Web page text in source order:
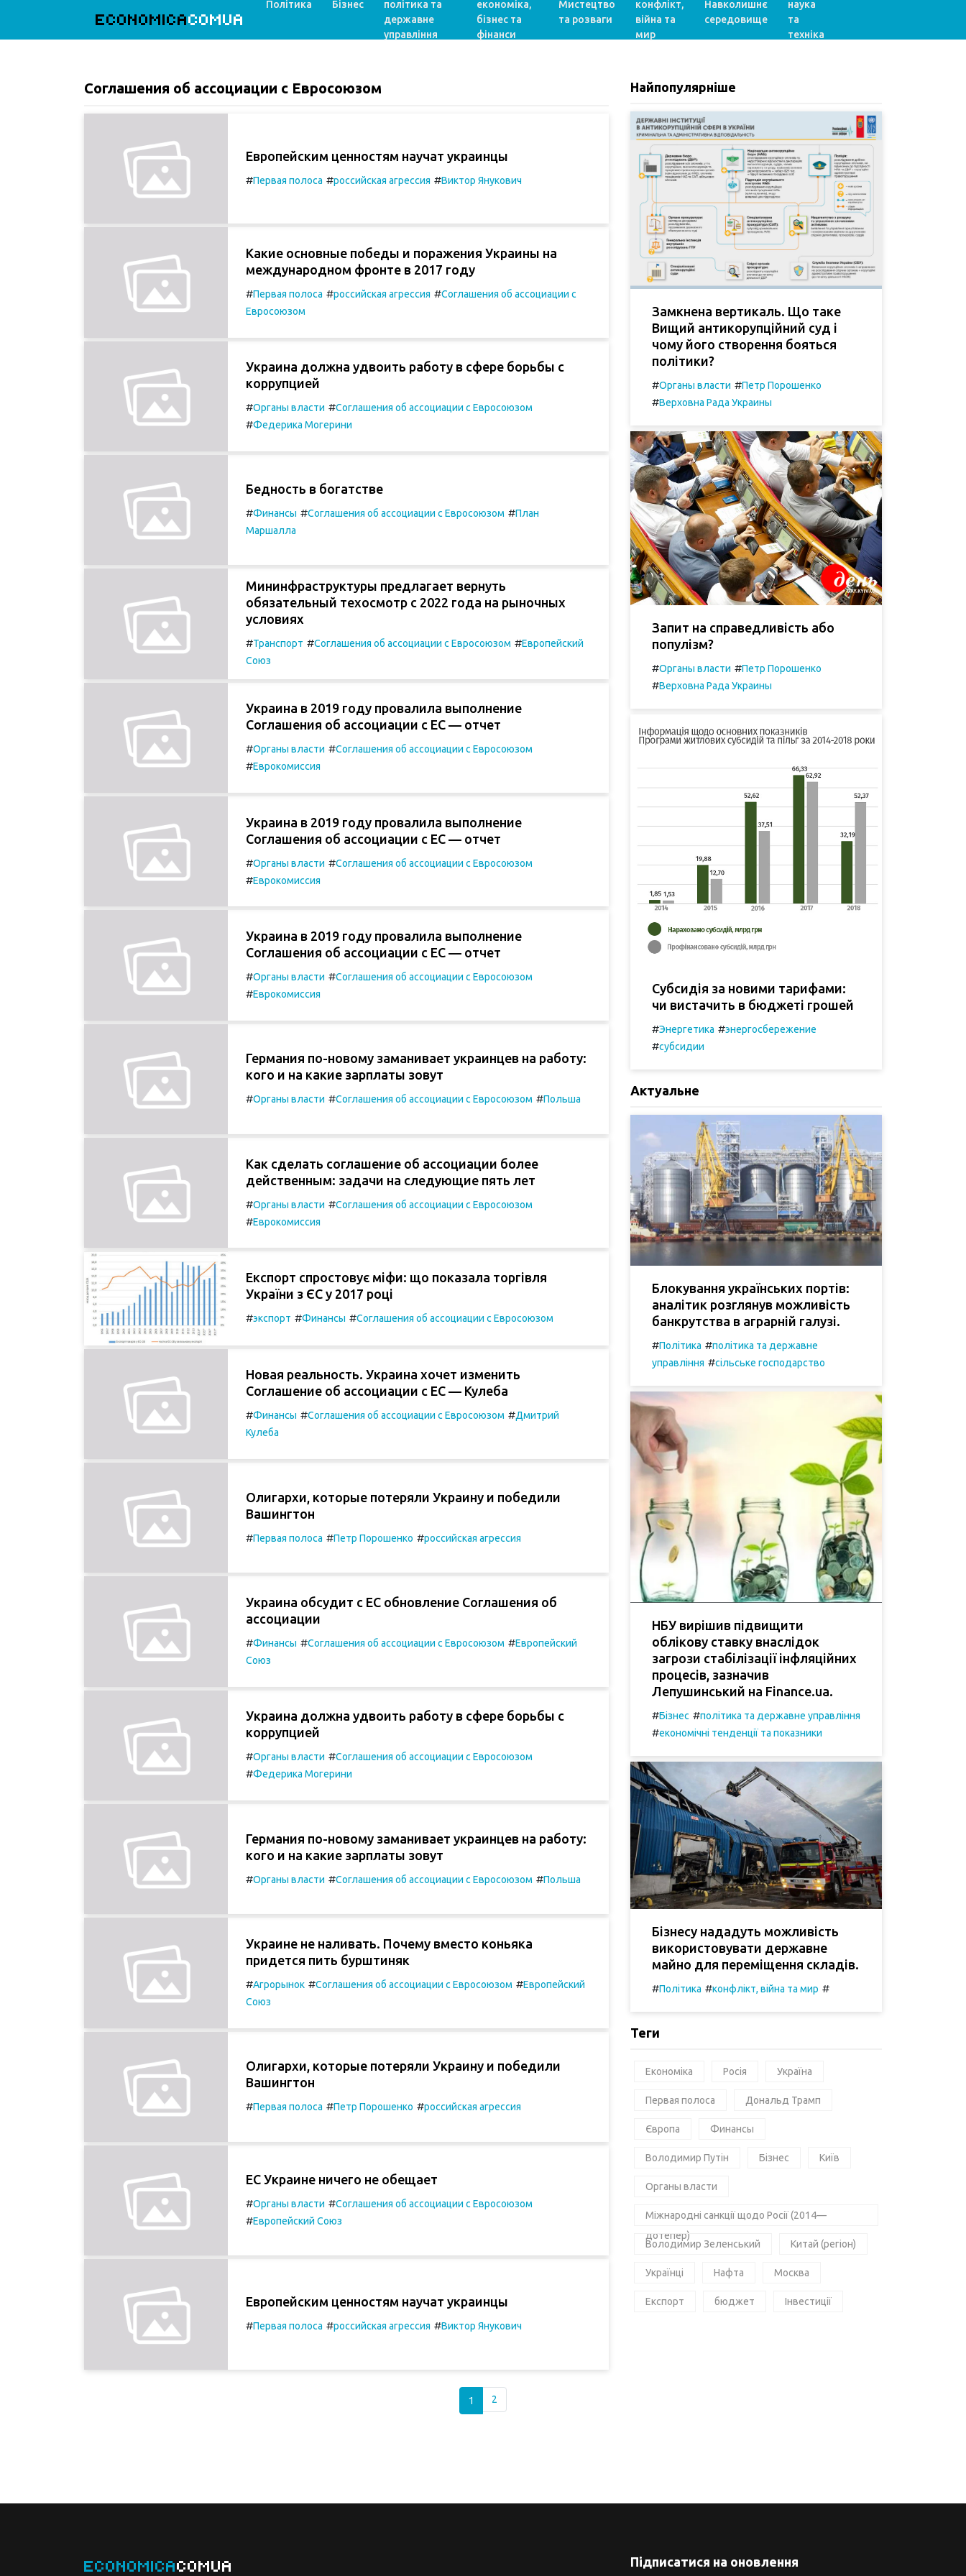
ECONOMICACOMUA
Політика Бізнес
політика та
державне
управління
економіка,
бізнес та
фінанси
Мистецтво
та розваги
конфлікт,
війна та
мир
Навколишнє
середовище
наука
та
техніка
Соглашения об ассоциации с Евросоюзом
Европейским ценностям научат украинцы
#Первая полоса #российская агрессия #Виктор Янукович
Какие основные победы и поражения Украины на
международном фронте в 2017 году
#Первая полоса #российская агрессия #Соглашения об ассоциации с
Евросоюзом
Украина должна удвоить работу в сфере борьбы с
коррупцией
#Органы власти #Соглашения об ассоциации с Евросоюзом
#Федерика Могерини
Бедность в богатстве
#Финансы #Соглашения об ассоциации с Евросоюзом #План
Маршалла
Мининфраструктуры предлагает вернуть
обязательный техосмотр с 2022 года на рыночных
условиях
#Транспорт #Соглашения об ассоциации с Евросоюзом #Европейский
Союз
Украина в 2019 году провалила выполнение
Соглашения об ассоциации с ЕС — отчет
#Органы власти #Соглашения об ассоциации с Евросоюзом
#Еврокомиссия
Украина в 2019 году провалила выполнение
Соглашения об ассоциации с ЕС — отчет
#Органы власти #Соглашения об ассоциации с Евросоюзом
#Еврокомиссия
Украина в 2019 году провалила выполнение
Соглашения об ассоциации с ЕС — отчет
#Органы власти #Соглашения об ассоциации с Евросоюзом
#Еврокомиссия
Германия по-новому заманивает украинцев на работу:
кого и на какие зарплаты зовут
#Органы власти #Соглашения об ассоциации с Евросоюзом #Польша
Как сделать соглашение об ассоциации более
действенным: задачи на следующие пять лет
#Органы власти #Соглашения об ассоциации с Евросоюзом
#Еврокомиссия
Експорт спростовує міфи: що показала торгівля
України з ЄС у 2017 році
#экспорт #Финансы #Соглашения об ассоциации с Евросоюзом
Новая реальность. Украина хочет изменить
Соглашение об ассоциации с ЕС — Кулеба
#Финансы #Соглашения об ассоциации с Евросоюзом #Дмитрий
Кулеба
Oлигархи, которые потеряли Украину и победили
Вашингтон
#Первая полоса #Петр Порошенко #российская агрессия
Украина обсудит с ЕС обновление Соглашения об
ассоциации
#Финансы #Соглашения об ассоциации с Евросоюзом #Европейский
Союз
Украина должна удвоить работу в сфере борьбы с
коррупцией
#Органы власти #Соглашения об ассоциации с Евросоюзом
#Федерика Могерини
Германия по-новому заманивает украинцев на работу:
кого и на какие зарплаты зовут
#Органы власти #Соглашения об ассоциации с Евросоюзом #Польша
Украине не наливать. Почему вместо коньяка
придется пить бурштиняк
#Агрорынок #Соглашения об ассоциации с Евросоюзом #Европейский
Союз
Oлигархи, которые потеряли Украину и победили
Вашингтон
#Первая полоса #Петр Порошенко #российская агрессия
ЕС Украине ничего не обещает
#Органы власти #Соглашения об ассоциации с Евросоюзом
#Европейский Союз
Европейским ценностям научат украинцы
#Первая полоса #российская агрессия #Виктор Янукович
Найпопулярніше
Замкнена вертикаль. Що таке
Вищий антикорупційний суд і
чому його створення бояться
політики?
#Органы власти #Петр Порошенко
#Верховна Рада Украины
Запит на справедливість або
популізм?
#Органы власти #Петр Порошенко
#Верховна Рада Украины
Субсидія за новими тарифами:
чи вистачить в бюджеті грошей
#Энергетика #энергосбережение
#субсидии
Актуальне
Блокування українських портів:
аналітик розглянув можливість
банкрутства в аграрній галузі.
#Політика #політика та державне
управління #сільське господарство
НБУ вирішив підвищити
облікову ставку внаслідок
загрози стабілізації інфляційних
процесів, зазначив
Лепушинський на Finance.ua.
#Бізнес #політика та державне управління
#економічні тенденції та показники
Бізнесу нададуть можливість
використовувати державне
майно для переміщення складів.
#Політика #конфлікт, війна та мир #
Теги
Економіка Росія Україна
Первая полоса Дональд Трамп
Європа Финансы
Володимир Путін Бізнес Київ
Органы власти
Міжнародні санкції щодо Росії (2014—
дотепер)
Володимир Зеленський Китай (регіон)
Українці Нафта Москва
Експорт бюджет Інвестиції
1 2
ECONOMICACOMUA Підписатися на оновлення